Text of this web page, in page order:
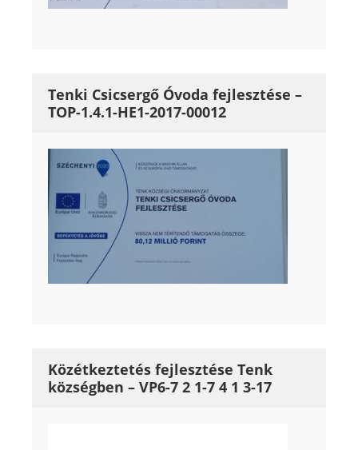
Tenki Csicsergő Óvoda fejlesztése –
TOP-1.4.1-HE1-2017-00012
Közétkeztetés fejlesztése Tenk
községben – VP6-7 2 1-7 4 1 3-17